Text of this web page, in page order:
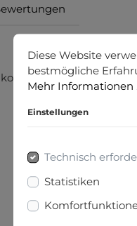
und
Diese Website
bestmögliche
Mehr Informationen
Einstellungen
Technisch
Statistiken